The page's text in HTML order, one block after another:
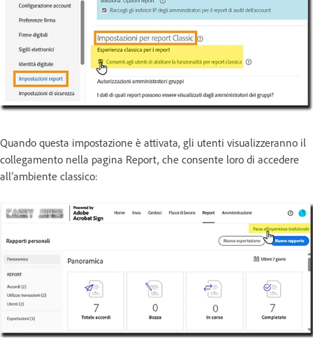
Quando questa impostazione è attivata, gli utenti visualizzeranno il
collegamento nella pagina Report, che consente loro di accedere
all’ambiente classico: